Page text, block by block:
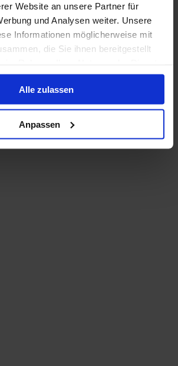
Website an unsere Partner für
und Analysen weiter. Unsere
Informationen möglicherweise mit
die Sie ihnen bereitgestellt
Alle zulassen
Anpassen